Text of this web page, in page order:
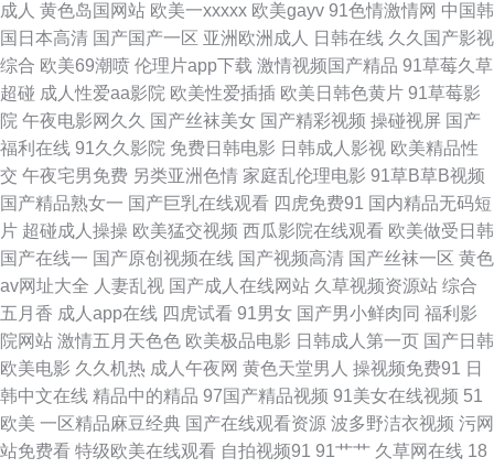
日韩色黄 AV精选 成人蝌蚪 欧美日韩色蜜蜜 91官网在线视频 五月激情啪啪
综合 欧美人人操人人插 欧美日韩国产淫B网 日本免费在线观看 日韩爽爽一
区二区 午夜性国产 精品三a视频 麻豆三级视频 91fuli在线 97电影大片伦理片
www91n丝袜 东京热av在线 91www传媒 色色福利少妇 亚洲日韩欧美另类
www.亚洲成人视频网页 男女艹视频网站 欧美性国产日韩专区乱 白丝精品被
操 精品国产欧美日韩啪啪 久久精品 伪娘高潮丝足小说 草莓视网站在线免费
版 国内免费观看AV 91探花内射 av91涩视频 51prom国产一区 日本妞妞基地
91大神 成人五区 黄色电影久久一区二区 91cn网址 www久久AV 欧美日韩色
中色 五月天网站000 女同性91 人妖麻豆视频 九一看片下载 亚洲激情一卡 91
成人 黄色岛国网站 欧美一xxxxx 欧美gayv 91色情激情网 中国韩
国日本高清 国产国产一区 亚洲欧洲成人 日韩在线 久久国产影视
综合 欧美69潮喷 伦理片app下载 激情视频国产精品 91草莓久草
超碰 成人性爱aa影院 欧美性爱插插 欧美日韩色黄片 91草莓影
院 午夜电影网久久 国产丝袜美女 国产精彩视频 操碰视屏 国产
福利在线 91久久影院 免费日韩电影 日韩成人影视 欧美精品性
交 午夜宅男免费 另类亚洲色情 家庭乱伦理电影 91草B草B视频
国产精品熟女一 国产巨乳在线观看 四虎免费91 国内精品无码短
片 超碰成人操操 欧美猛交视频 西瓜影院在线观看 欧美做受日韩
国产在线一 国产原创视频在线 国产视频高清 国产丝袜一区 黄色
av网址大全 人妻乱视 国产成人在线网站 久草视频资源站 综合
五月香 成人app在线 四虎试看 91男女 国产男小鲜肉同 福利影
院网站 激情五月天色色 欧美极品电影 日韩成人第一页 国产日韩
欧美电影 久久机热 成人午夜网 黄色天堂男人 操视频免费91 日
韩中文在线 精品中的精品 97国产精品视频 91美女在线视频 51
欧美 一区精品麻豆经典 国产在线观看资源 波多野洁衣视频 污网
站免费看 特级欧美在线观看 自拍视频91 91艹艹 久草网在线 18